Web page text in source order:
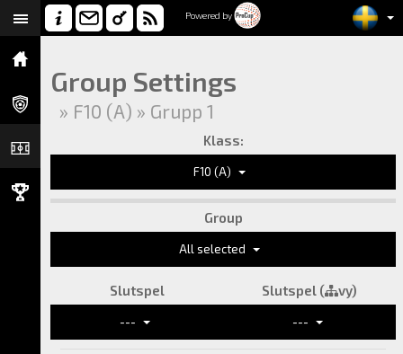
Powered by
Group Settings
» F10 (A) » Grupp 1
Klass:
F10 (A)
Group
All selected
Slutspel Slutspel ( vy)
--- ---